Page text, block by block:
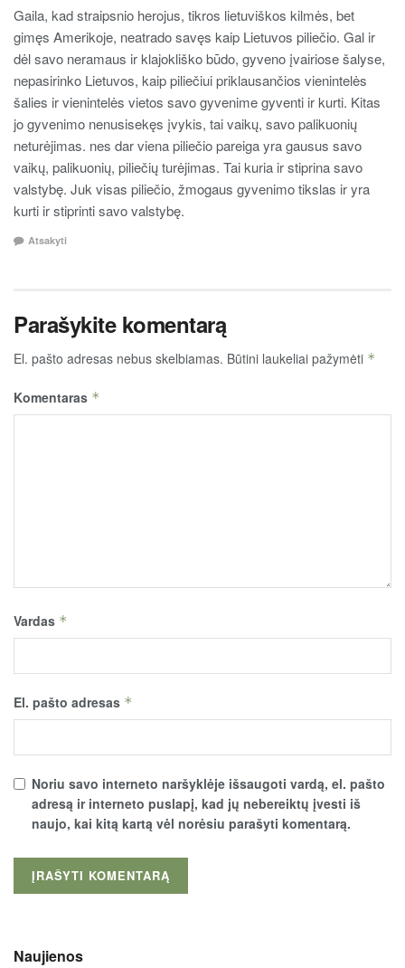
Gaila, kad straipsnio herojus, tikros lietuviškos kilmės, bet
gimęs Amerikoje, neatrado savęs kaip Lietuvos piliečio. Gal ir
dėl savo neramaus ir klajokliško būdo, gyveno įvairiose šalyse,
nepasirinko Lietuvos, kaip piliečiui priklausančios vienintelės
šalies ir vienintelės vietos savo gyvenime gyventi ir kurti. Kitas
jo gyvenimo nenusisekęs įvykis, tai vaikų, savo palikuonių
neturėjimas. nes dar viena piliečio pareiga yra gausus savo
vaikų, palikuonių, piliečių turėjimas. Tai kuria ir stiprina savo
valstybę. Juk visas piliečio, žmogaus gyvenimo tikslas ir yra
kurti ir stiprinti savo valstybę.
Atsakyti
Parašykite komentarą
El. pašto adresas nebus skelbiamas. Būtini laukeliai pažymėti *
Komentaras *
Vardas *
El. pašto adresas *
Noriu savo interneto naršyklėje išsaugoti vardą, el. pašto
adresą ir interneto puslapį, kad jų nebereiktų įvesti iš
naujo, kai kitą kartą vėl norėsiu parašyti komentarą.
Naujienos